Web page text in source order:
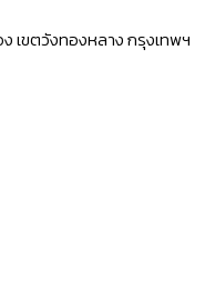
เขตวังทองหลาง กรุงเทพฯ